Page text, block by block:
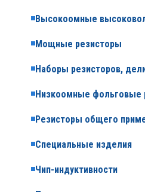
Высокоомные
Мощные резисторы
Наборы резисторов,
Низкоомные фольговые
Резисторы общего
Специальные изделия
Чип-индуктивности